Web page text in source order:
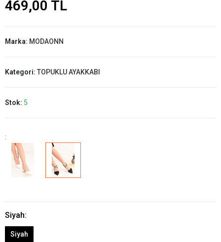
469,00 TL
Marka: MODAONN
Kategori: TOPUKLU AYAKKABI
Stok: 5
:
Siyah:
Siyah